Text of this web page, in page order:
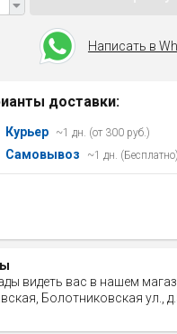
Написать в
доставки:
Курьер ~1 дн. (от 300 руб.)
Самовывоз ~1 дн. (Бесплатно)
видеть вас в нашем
Болотниковская ул.,